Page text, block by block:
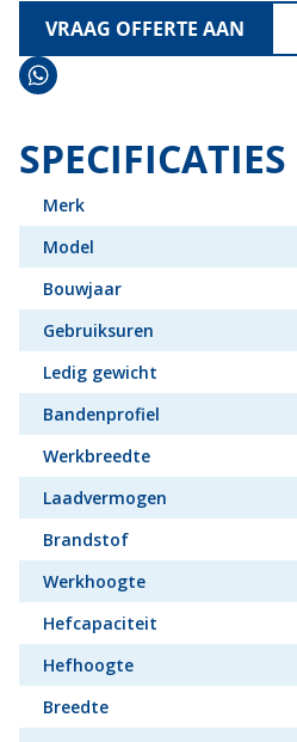
VRAAG OFFERTE AAN
SPECIFICATIES
Merk
Model
Bouwjaar
Gebruiksuren
Ledig gewicht
Bandenprofiel
Werkbreedte
Laadvermogen
Brandstof
Werkhoogte
Hefcapaciteit
Hefhoogte
Breedte